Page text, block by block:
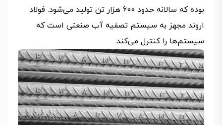
بوده که سالانه حدود 600 هزار تن تولید می‌شود. فولاد
اروند مجهز به سیستم تصفیه آب صنعتی است که
سیستم‌ها را کنترل می‌کند.